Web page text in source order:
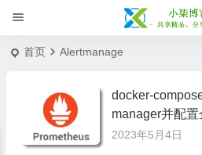
首页 Alertmanage
docker-
manager并配
2023年5月4日